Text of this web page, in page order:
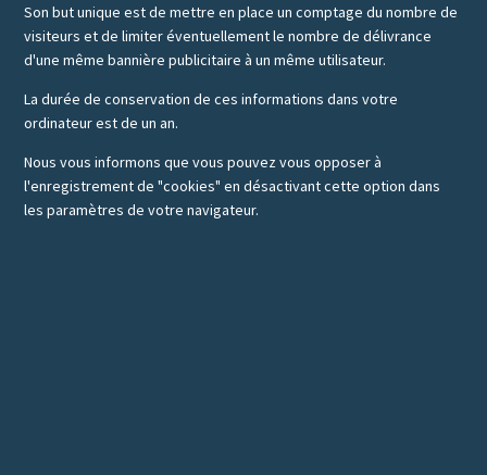
Son but unique est de mettre en place un comptage du nombre de
visiteurs et de limiter éventuellement le nombre de délivrance
d'une même bannière publicitaire à un même utilisateur.
La durée de conservation de ces informations dans votre
ordinateur est de un an.
Nous vous informons que vous pouvez vous opposer à
l'enregistrement de "cookies" en désactivant cette option dans
les paramètres de votre navigateur.